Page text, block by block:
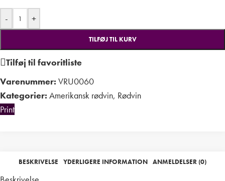
- +
TILFØJ TIL KURV
Tilføj til favoritliste
Varenummer: VRU0060
Kategorier: Amerikansk rødvin, Rødvin
Print
BESKRIVELSE YDERLIGERE INFORMATION ANMELDELSER (0)